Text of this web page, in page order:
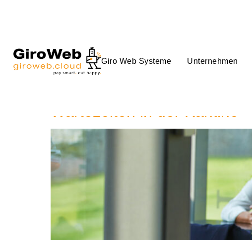
Giro Web Systeme Unternehmen
Schlagwort:
Wartezeiten in der Kantine